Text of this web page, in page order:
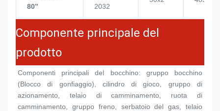
80’’
2032
Componente principale del
prodotto
Componenti principali del bocchino: gruppo bocchino
(Blocco di gonfiaggio), cilindro di gioco, gruppo di
azionamento, telaio di camminamento, ruota di
camminamento, gruppo freno, serbatoio del gas, telaio